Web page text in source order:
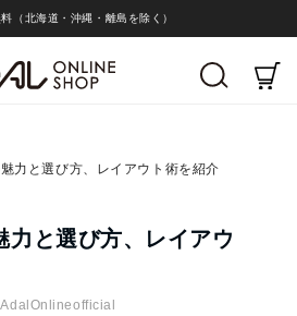
（北海道・沖縄・離島を除く）
力と選び方、レイアウト術を紹介
力と選び方、レイアウ
AdalOnlineofficial